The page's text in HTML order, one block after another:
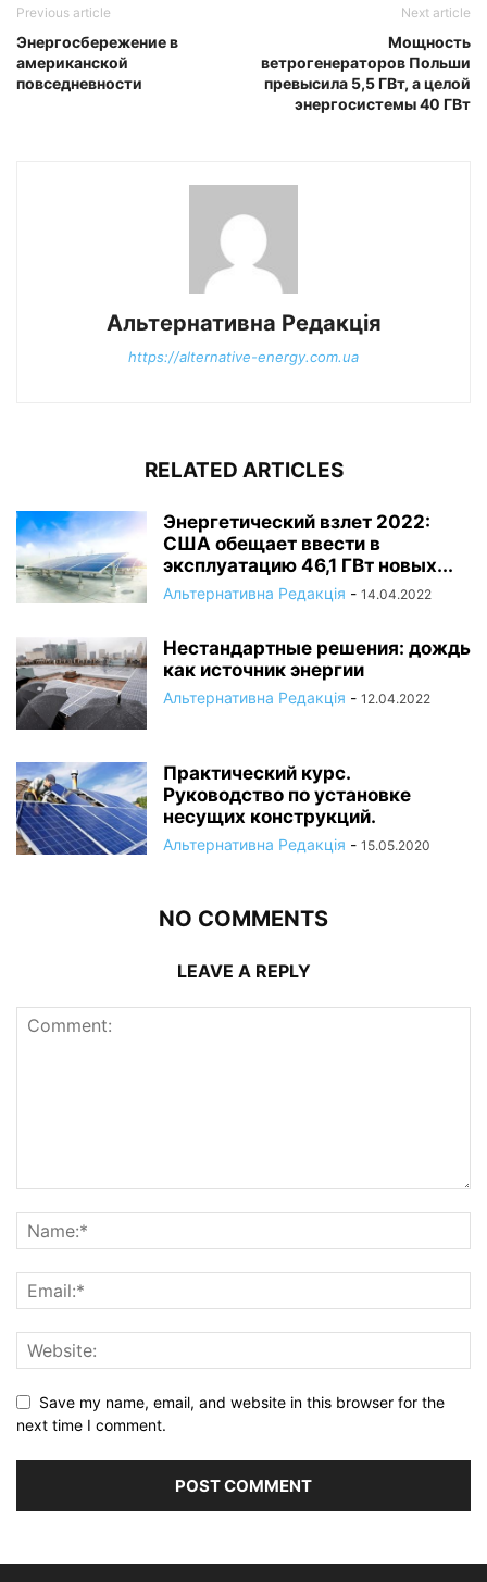
Previous article
Энергосбережение в
американской
повседневности
Next article
Мощность
ветрогенераторов Польши
превысила 5,5 ГВт, а целой
энергосистемы 40 ГВт
Альтернативна Редакція
https://alternative-energy.com.ua
RELATED ARTICLES
Энергетический взлет 2022:
США обещает ввести в
эксплуатацию 46,1 ГВт новых...
Альтернативна Редакція - 14.04.2022
Нестандартные решения: дождь
как источник энергии
Альтернативна Редакція - 12.04.2022
Практический курс.
Руководство по установке
несущих конструкций.
Альтернативна Редакція - 15.05.2020
NO COMMENTS
LEAVE A REPLY
Save my name, email, and website in this browser for the
next time I comment.